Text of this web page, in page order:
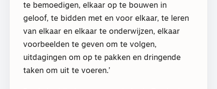
te bemoedigen, elkaar op te bouwen in
geloof, te bidden met en voor elkaar, te leren
van elkaar en elkaar te onderwijzen, elkaar
voorbeelden te geven om te volgen,
uitdagingen om op te pakken en dringende
taken om uit te voeren.’